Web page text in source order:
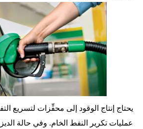
يحتاج إنتاج الوقود إلى محفِّزات لتسريع
عمليات تكرير النفط الخام. وفي حالة